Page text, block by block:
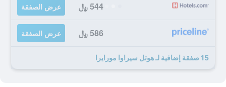
544 ﷼ عرض الصفقة
586 ﷼ عرض الصفقة
15 صفقة إضافية لـ هوتل سيراوا مورايرا